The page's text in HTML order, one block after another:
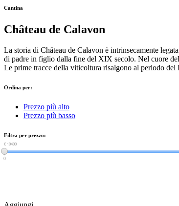
Cantina
Château de Calavon
La storia di Château de Calavon è intrinsecamente
di padre in figlio dalla fine del XIX secolo. Nel cuore
Le prime tracce della viticoltura risalgono al periodo
Ordina per:
Prezzo più alto
Prezzo più basso
Filtra per prezzo:
€ 0
€ 10400
0